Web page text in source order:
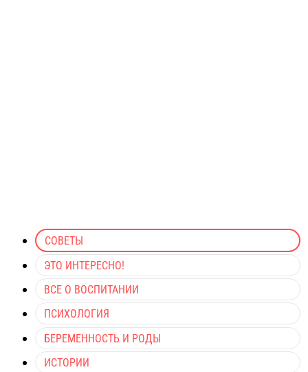
СОВЕТЫ
ЭТО ИНТЕРЕСНО!
ВСЕ О ВОСПИТАНИИ
ПСИХОЛОГИЯ
БЕРЕМЕННОСТЬ И РОДЫ
ИСТОРИИ